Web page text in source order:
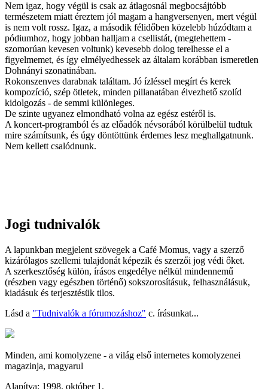
Nem igaz, hogy végül is csak az átlagosnál megbocsájtóbb
természetem miatt éreztem jól magam a hangversenyen, mert végül
is nem volt rossz. Igaz, a második félidőben közelebb húzódtam a
pódiumhoz, hogy jobban halljam a csellistát, (megtehettem -
szomorúan kevesen voltunk) kevesebb dolog terelhesse el a
figyelmemet, és így elmélyedhessek az általam korábban ismeretlen
Dohnányi szonatinában.
Rokonszenves darabnak találtam. Jó ízléssel megírt és kerek
kompozíció, szép ötletek, minden pillanatában élvezhető szolíd
kidolgozás - de semmi különleges.
De szinte ugyanez elmondható volna az egész estéről is.
A koncert-programból és az előadók névsorából körülbelül tudtuk
mire számítsunk, és úgy döntöttünk érdemes lesz meghallgatnunk.
Nem kellett csalódnunk.
Jogi tudnivalók
A lapunkban megjelent szövegek a Café Momus, vagy a szerző
kizárólagos szellemi tulajdonát képezik és szerzői jog védi őket.
A szerkesztőség külön, írásos engedélye nélkül mindennemű
(részben vagy egészben történő) sokszorosításuk, felhasználásuk,
kiadásuk és terjesztésük tilos.
Lásd a "Tudnivalók a fórumozáshoz" c. írásunkat...
Minden, ami komolyzene - a világ első internetes komolyzenei
magazinja, magyarul
Alapítva: 1998. október 1.